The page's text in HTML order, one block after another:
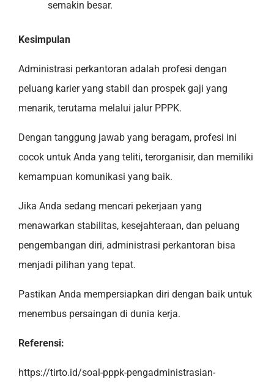
semakin besar.
Kesimpulan
Administrasi perkantoran adalah profesi dengan
peluang karier yang stabil dan prospek gaji yang
menarik, terutama melalui jalur PPPK.
Dengan tanggung jawab yang beragam, profesi ini
cocok untuk Anda yang teliti, terorganisir, dan memiliki
kemampuan komunikasi yang baik.
Jika Anda sedang mencari pekerjaan yang
menawarkan stabilitas, kesejahteraan, dan peluang
pengembangan diri, administrasi perkantoran bisa
menjadi pilihan yang tepat.
Pastikan Anda mempersiapkan diri dengan baik untuk
menembus persaingan di dunia kerja.
Referensi:
https://tirto.id/soal-pppk-pengadministrasian-